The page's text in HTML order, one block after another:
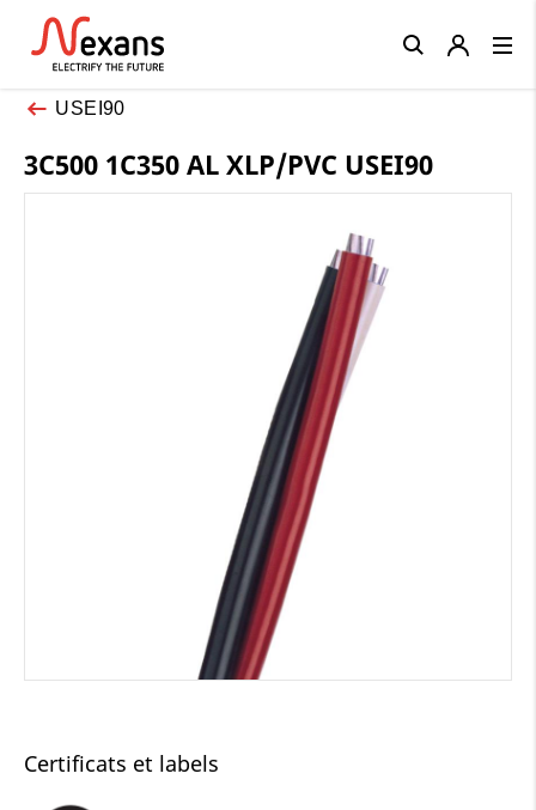
USEI90
3C500 1C350 AL XLP/PVC USEI90
Certificats et labels
Close